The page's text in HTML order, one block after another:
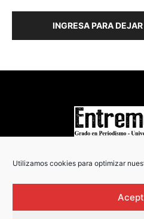
Utilizamos cookies para optimizar
INGRESA PARA